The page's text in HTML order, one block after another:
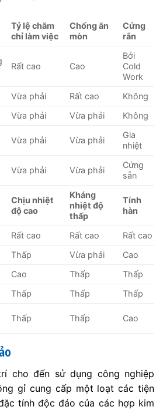
Tỷ lệ chăm
chỉ làm việc
Chống ăn
mòn
Cứng
rắn
Rất cao Cao
Bởi
Cold
Work
Vừa phải Rất cao
Không
Vừa phải Vừa phải Không
Vừa phải Vừa phải
Gia
nhiệt
Vừa phải Vừa phải
Cứng
sẵn
Chịu nhiệt
độ cao
Kháng
nhiệt độ
thấp
Tính
hàn
Rất cao Rất cao
Rất cao
Thấp Vừa phải
Cao
Cao Thấp
Thấp
Thấp Thấp
Thấp
Thấp Thấp Cao
cho đến sử dụng công nghiệp
gỉ cung cấp một loạt các tiện
tính độc đáo của các hợp kim